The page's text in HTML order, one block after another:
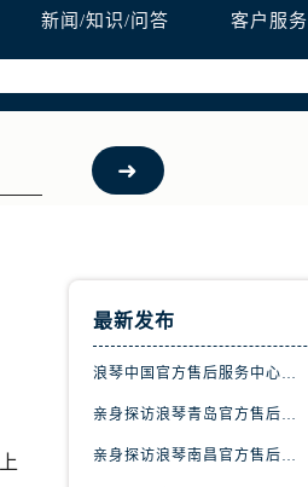
新闻/知识/问答 客户服务
最新发布
浪琴中国官方售后服务中心完整地址及热线实地考察报告+多信源验证（2026年7月最新）
亲身探访浪琴青岛官方售后服务中心｜最新电话及地址（2026年7月最新）
亲身探访浪琴南昌官方售后服务中心｜最新电话及地址（2026年7月最新）